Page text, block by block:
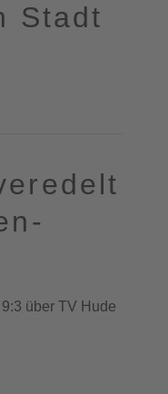
Stadt
über TV Hude